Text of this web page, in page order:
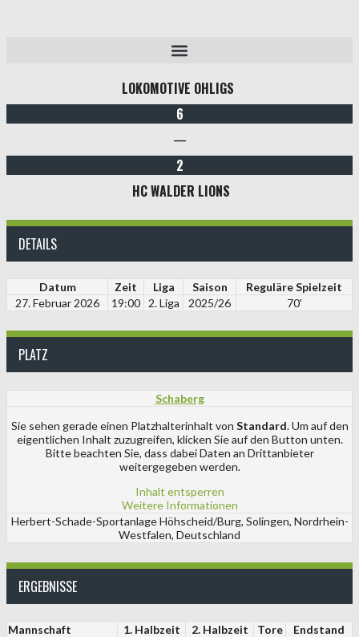
LOKOMOTIVE OHLIGS
6
—
2
HC WALDER LIONS
DETAILS
Datum Zeit Liga Saison
Reguläre Spielzeit
27. Februar 2026
19:00 2. Liga 2025/26 70'
PLATZ
Schaberg
Sie sehen gerade einen Platzhalterinhalt von Standard. Um auf den
eigentlichen Inhalt zuzugreifen, klicken Sie auf den Button unten.
Bitte beachten Sie, dass dabei Daten an Drittanbieter
weitergegeben werden.
Inhalt entsperren
Weitere Informationen
Herbert-Schade-Sportanlage Höhscheid/Burg, Solingen, Nordrhein-
Westfalen, Deutschland
ERGEBNISSE
Mannschaft 1. Halbzeit 2. Halbzeit Tore
Endstand